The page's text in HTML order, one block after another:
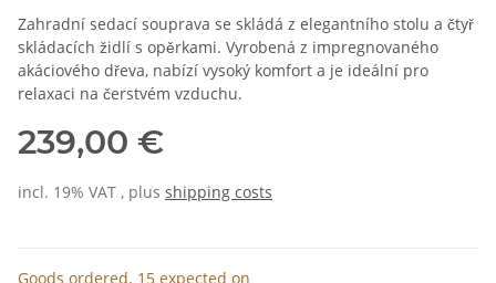
Zahradní sedací souprava se skládá z elegantního stolu a čtyř
skládacích židlí s opěrkami. Vyrobená z impregnovaného
akáciového dřeva, nabízí vysoký komfort a je ideální pro
relaxaci na čerstvém vzduchu.
239,00 €
incl. 19% VAT , plus shipping costs
Goods ordered. 15 expected on